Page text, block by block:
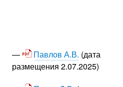
Павлов А.В. (дата
размещения 2.07.2025)